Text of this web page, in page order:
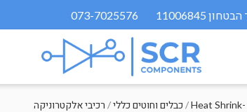
073-7025576
רכיבי אלקטרוניקה /כבלים וחוטים כללי /